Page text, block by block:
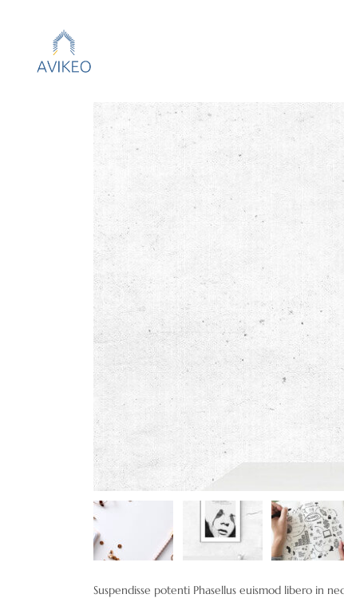
Suspendisse potenti Phasellus euismod libero in